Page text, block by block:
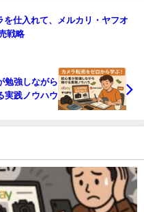
を仕入れて、メルカリ・ヤフオ
戦略
勉強しながら
実践ノウハウ